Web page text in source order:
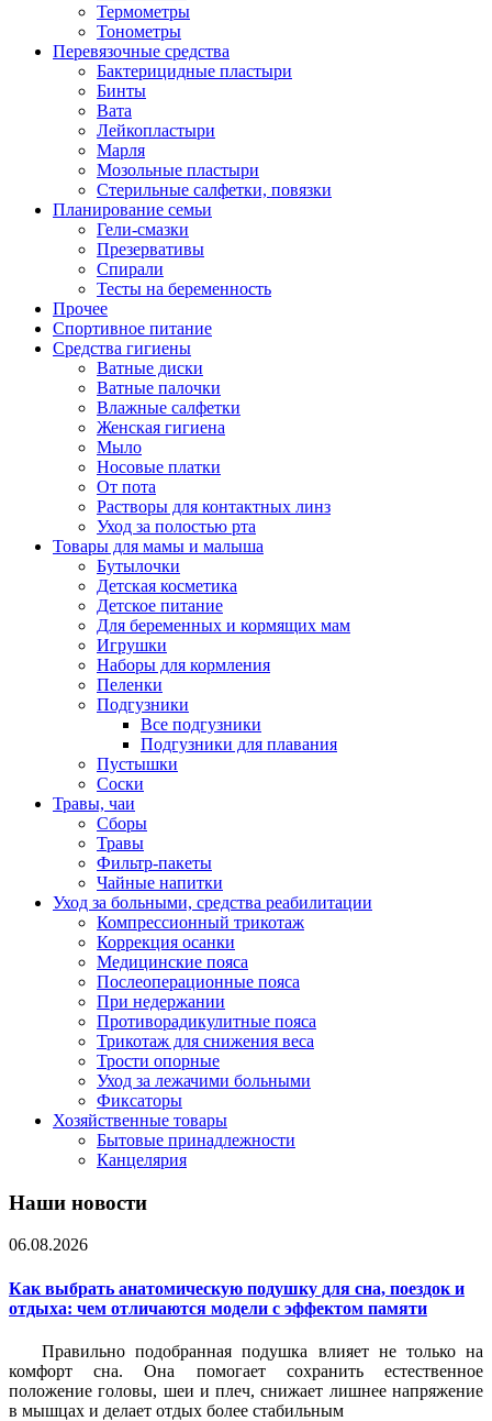
Термометры
Тонометры
Перевязочные средства
Бактерицидные пластыри
Бинты
Вата
Лейкопластыри
Марля
Мозольные пластыри
Стерильные салфетки, повязки
Планирование семьи
Гели-смазки
Презервативы
Спирали
Тесты на беременность
Прочее
Спортивное питание
Средства гигиены
Ватные диски
Ватные палочки
Влажные салфетки
Женская гигиена
Мыло
Носовые платки
От пота
Растворы для контактных линз
Уход за полостью рта
Товары для мамы и малыша
Бутылочки
Детская косметика
Детское питание
Для беременных и кормящих мам
Игрушки
Наборы для кормления
Пеленки
Подгузники
Все подгузники
Подгузники для плавания
Пустышки
Соски
Травы, чаи
Сборы
Травы
Фильтр-пакеты
Чайные напитки
Уход за больными, средства реабилитации
Компрессионный трикотаж
Коррекция осанки
Медицинские пояса
Послеоперационные пояса
При недержании
Противорадикулитные пояса
Трикотаж для снижения веса
Трости опорные
Уход за лежачими больными
Фиксаторы
Хозяйственные товары
Бытовые принадлежности
Канцелярия
Наши новости
06.08.2026
Как выбрать анатомическую подушку для сна, поездок и
отдыха: чем отличаются модели с эффектом памяти
Правильно подобранная подушка влияет не только на
комфорт сна. Она помогает сохранить естественное
положение головы, шеи и плеч, снижает лишнее напряжение
в мышцах и делает отдых более стабильным